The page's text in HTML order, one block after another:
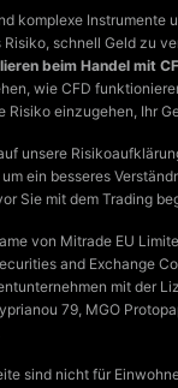
komplexe Instrumente
schnell Geld zu
beim Handel mit
wie CFD
Risiko einzugehen, Ihr
unsere
ein besseres
Sie mit dem Trading
von Mitrade EU
and Exchange
mit der
79, MGO
sind nicht für